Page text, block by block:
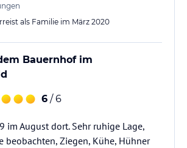
als Familie im März 2020
Bauernhof im
6 / 6
im August dort. Sehr ruhige Lage,
beobachten, Ziegen, Kühe, Hühner